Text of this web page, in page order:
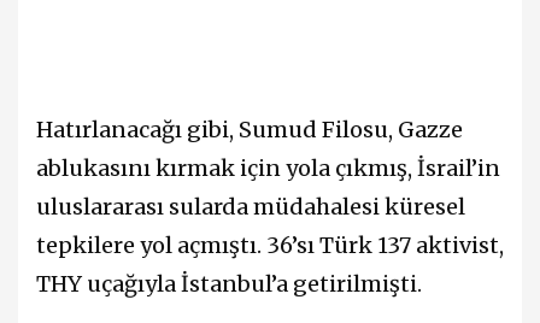
Hatırlanacağı gibi, Sumud Filosu, Gazze
ablukasını kırmak için yola çıkmış, İsrail’in
uluslararası sularda müdahalesi küresel
tepkilere yol açmıştı. 36’sı Türk 137 aktivist,
THY uçağıyla İstanbul’a getirilmişti.